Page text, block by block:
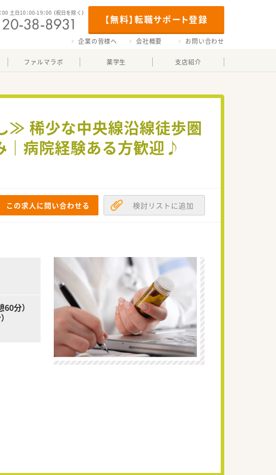
【無料】転職サポート登録
00 土日10：00-19：00 （祝日を除く）
企業の皆様へ 会社概要 お問い合わせ
ファルマラボ 薬学生 支店紹介
≫ 稀少な中央線沿線徒歩圏
｜病院経験ある方歓迎♪
この求人に問い合わせる 検討リストに追加
分）